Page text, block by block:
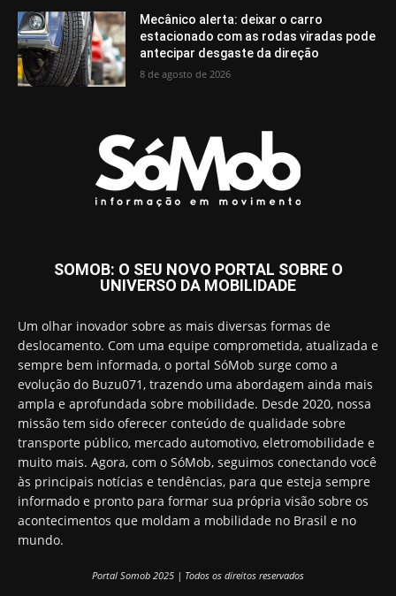
Mecânico alerta: deixar o carro
estacionado com as rodas viradas pode
antecipar desgaste da direção
8 de agosto de 2026
SOMOB: O SEU NOVO PORTAL SOBRE O
UNIVERSO DA MOBILIDADE
Um olhar inovador sobre as mais diversas formas de
deslocamento. Com uma equipe comprometida, atualizada e
sempre bem informada, o portal SóMob surge como a
evolução do Buzu071, trazendo uma abordagem ainda mais
ampla e aprofundada sobre mobilidade. Desde 2020, nossa
missão tem sido oferecer conteúdo de qualidade sobre
transporte público, mercado automotivo, eletromobilidade e
muito mais. Agora, com o SóMob, seguimos conectando você
às principais notícias e tendências, para que esteja sempre
informado e pronto para formar sua própria visão sobre os
acontecimentos que moldam a mobilidade no Brasil e no
mundo.
Portal Somob 2025 | Todos os direitos reservados